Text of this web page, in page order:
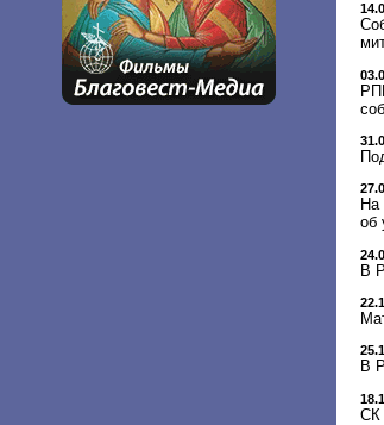
На
об
В
В
СК